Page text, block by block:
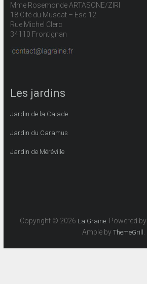
Mme Rosemonde ARTASONE/ZIRI
18 Cité du Muscat – Esc 12
Rue Michel Clerc
34110 Frontignan
Les jardins
Jardin de la Calade
Jardin du Caramus
Jardin de Méréville
Copyright © 2026 La Graine. Powered by
Ample by ThemeGrill